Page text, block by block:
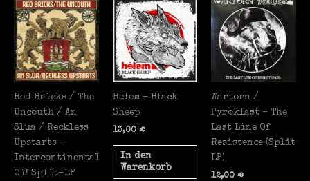
Red Bricks / The
Uncouth / An
Slua / Reckless
Upstarts –
Intercontinental
Oi! Split-LP
Helem – Black
Sheep
13,00 €
In den
Warenkorb
Wartorn /
Pyroklast – The
Last Line Of
Resistence (Split
LP)
12,00€